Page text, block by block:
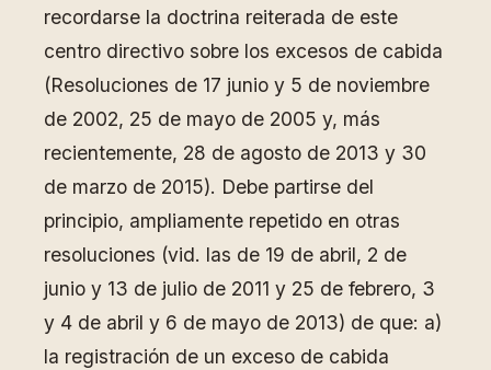
recordarse la doctrina reiterada de este
centro directivo sobre los excesos de cabida
(Resoluciones de 17 junio y 5 de noviembre
de 2002, 25 de mayo de 2005 y, más
recientemente, 28 de agosto de 2013 y 30
de marzo de 2015). Debe partirse del
principio, ampliamente repetido en otras
resoluciones (vid. las de 19 de abril, 2 de
junio y 13 de julio de 2011 y 25 de febrero, 3
y 4 de abril y 6 de mayo de 2013) de que: a)
la registración de un exceso de cabida